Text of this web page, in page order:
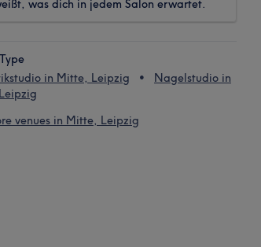
was dich in jedem Salon erwartet.
in Mitte, Leipzig
Nagelstudio in
venues in Mitte, Leipzig